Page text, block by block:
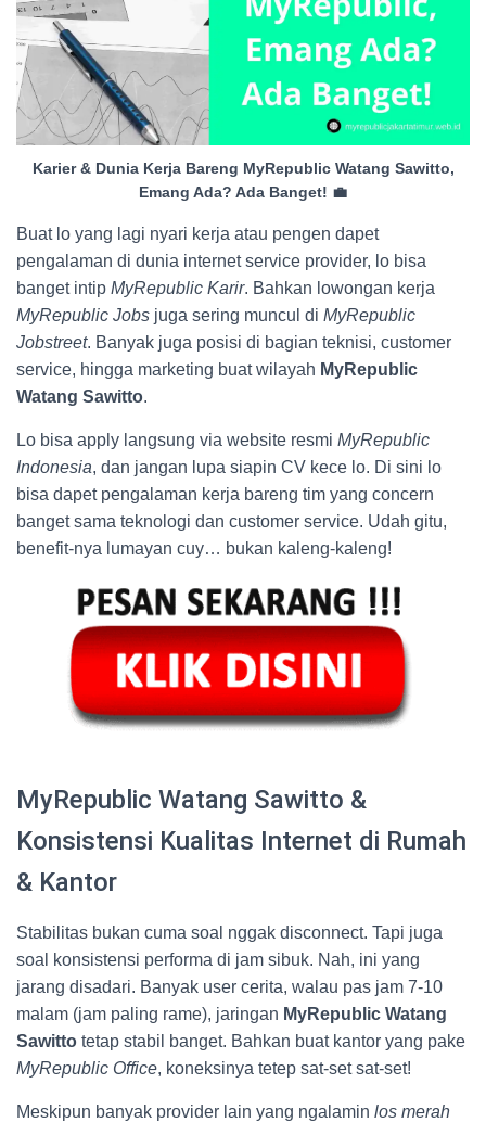
Karier & Dunia Kerja Bareng MyRepublic Watang Sawitto,
Emang Ada? Ada Banget! 💼
Buat lo yang lagi nyari kerja atau pengen dapet
pengalaman di dunia internet service provider, lo bisa
banget intip MyRepublic Karir. Bahkan lowongan kerja
MyRepublic Jobs juga sering muncul di MyRepublic
Jobstreet. Banyak juga posisi di bagian teknisi, customer
service, hingga marketing buat wilayah MyRepublic
Watang Sawitto.
Lo bisa apply langsung via website resmi MyRepublic
Indonesia, dan jangan lupa siapin CV kece lo. Di sini lo
bisa dapet pengalaman kerja bareng tim yang concern
banget sama teknologi dan customer service. Udah gitu,
benefit-nya lumayan cuy… bukan kaleng-kaleng!
MyRepublic Watang Sawitto &
Konsistensi Kualitas Internet di Rumah
& Kantor
Stabilitas bukan cuma soal nggak disconnect. Tapi juga
soal konsistensi performa di jam sibuk. Nah, ini yang
jarang disadari. Banyak user cerita, walau pas jam 7-10
malam (jam paling rame), jaringan MyRepublic Watang
Sawitto tetap stabil banget. Bahkan buat kantor yang pake
MyRepublic Office, koneksinya tetep sat-set sat-set!
Meskipun banyak provider lain yang ngalamin los merah